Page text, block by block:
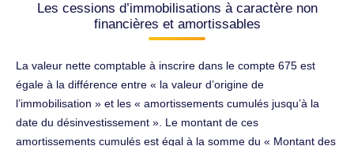
Les cessions d’immobilisations à caractère non
financières et amortissables
La valeur nette comptable à inscrire dans le compte 675 est
égale à la différence entre « la valeur d’origine de
l’immobilisation » et les « amortissements cumulés jusqu’à la
date du désinvestissement ». Le montant de ces
amortissements cumulés est égal à la somme du « Montant des